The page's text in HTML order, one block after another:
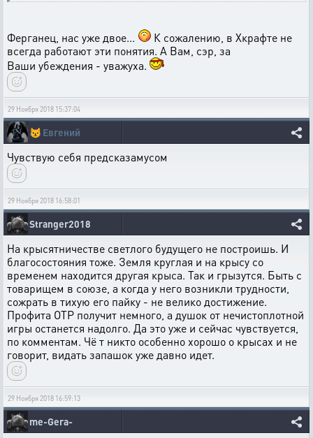
Ферганец, нас уже двое...
К сожалению, в Хкрафте не
всегда работают эти понятия. А Вам, сэр, за
Ваши убеждения - уважуха.
29 Ноября 2018 15:37:04
😾Евгений
Чувствую себя предсказамусом
29 Ноября 2018 16:58:01
Stranger2018
На крысятничестве светлого будущего не построишь. И
благосостояния тоже. Земля круглая и на крысу со
временем находится другая крыса. Так и грызутся. Быть с
товарищем в союзе, а когда у него возникли трудности,
сожрать в тихую его пайку - не велико достижение.
Профита ОТР получит немного, а душок от нечистоплотной
игры останется надолго. Да это уже и сейчас чувствуется,
по комментам. Чё т никто особенно хорошо о крысах и не
говорит, видать запашок уже давно идет.
29 Ноября 2018 16:59:13
me-Gera-